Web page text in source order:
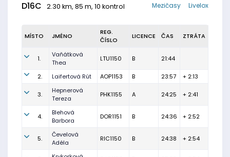
D16C 2.30 km, 85 m, 10 kontrol Livelox
Mezičasy
MÍSTO JMÉNO
REG.
ČÍSLO
LICENCE ČAS ZTRÁTA
1.
Vaňátková
Thea
LTU1150 B 21:44
2. Laifertová Rút AOP1153 B 23:57 + 2:13
3.
Hepnerová
Tereza
PHK1155 A 24:25 + 2:41
4.
Blehová
Barbora
DOR1151 B 24:36 + 2:52
5.
Čevelová
Adéla
RIC1150 B 24:38 + 2:54